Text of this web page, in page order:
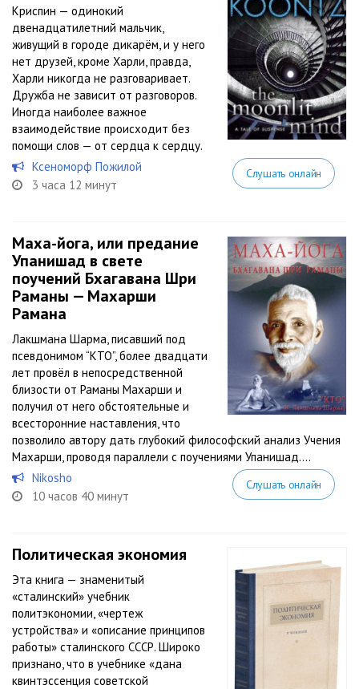
Криспин — одинокий
двенадцатилетний мальчик,
живущий в городе дикарём, и у него
нет друзей, кроме Харли, правда,
Харли никогда не разговаривает.
Дружба не зависит от разговоров.
Иногда наиболее важное
взаимодействие происходит без
помощи слов — от сердца к сердцу.
Ксеноморф Пожилой
3 часа 12 минут
Слушать онлайн
Маха-йога, или предание
Упанишад в свете
поучений Бхагавана Шри
Раманы — Махарши
Рамана
Лакшмана Шарма, писавший под
псевдонимом “КТО”, более двадцати
лет провёл в непосредственной
близости от Раманы Махарши и
получил от него обстоятельные и
всесторонние наставления, что
позволило автору дать глубокий философский анализ Учения
Махарши, проводя параллели с поучениями Упанишад....
Nikosho
10 часов 40 минут
Слушать онлайн
Политическая экономия
Эта книга — знаменитый
«сталинский» учебник
политэкономии, «чертеж
устройства» и «описание принципов
работы» сталинского СССР. Широко
признано, что в учебнике «дана
квинтэссенция советской